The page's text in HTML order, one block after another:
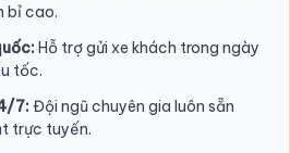
bỉ cao.
Hỗ trợ gửi xe khách trong ngày
tốc.
7:Đội ngũ chuyên gia luôn sẵn
trực tuyến.